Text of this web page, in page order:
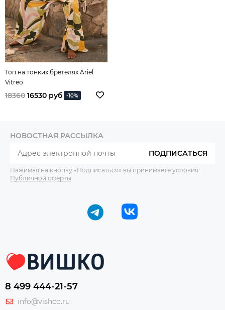
Топ на тонких бретелях Ariel
Vitreo
18360 16530 руб -10%
НОВОСТНАЯ РАССЫЛКА
ПОДПИСАТЬСЯ
Нажимая на кнопку «Подписаться» вы принимаете условия
Публичной оферты
8 499 444-21-57
info@vishco.ru